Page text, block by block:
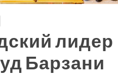
лидер
Барзани